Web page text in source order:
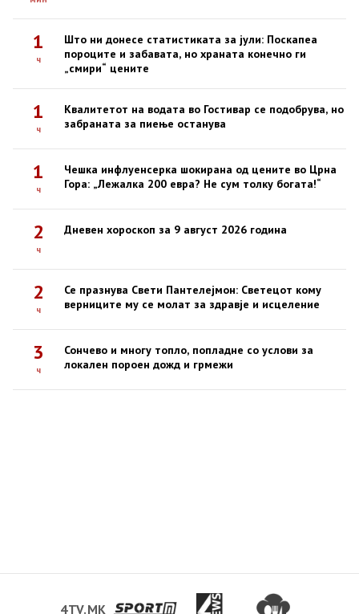
1
ч
Што ни донесе статистиката за јули: Поскапеа
пороците и забавата, но храната конечно ги
„смири“ цените
1
ч
Квалитетот на водата во Гостивар се подобрува, но
забраната за пиење останува
1
ч
Чешка инфлуенсерка шокирана од цените во Црна
Гора: „Лежалка 200 евра? Не сум толку богата!“
2
ч
Дневен хороскоп за 9 август 2026 година
2
ч
Се празнува Свети Пантелејмон: Светецот кому
верниците му се молат за здравје и исцеление
3
ч
Сончево и многу топло, попладне со услови за
локален пороен дожд и грмежи
4TV.MK